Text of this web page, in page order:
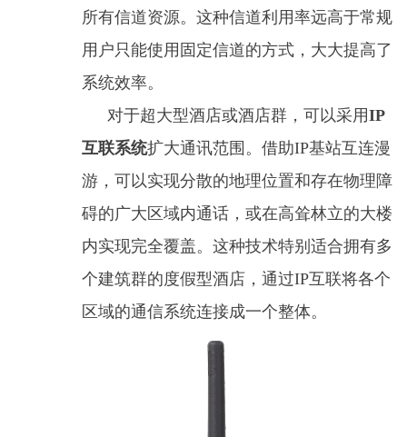
所有信道资源。这种信道利用率远高于常规
用户只能使用固定信道的方式，大大提高了
系统效率。
对于超大型酒店或酒店群，可以采用IP
互联系统扩大通讯范围。借助IP基站互连漫
游，可以实现分散的地理位置和存在物理障
碍的广大区域内通话，或在高耸林立的大楼
内实现完全覆盖。这种技术特别适合拥有多
个建筑群的度假型酒店，通过IP互联将各个
区域的通信系统连接成一个整体。